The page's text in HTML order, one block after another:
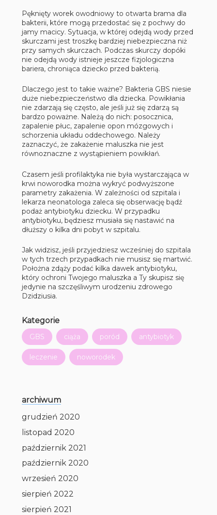
Pęknięty worek owodniowy to otwarta brama dla
bakterii, które mogą przedostać się z pochwy do
jamy macicy. Sytuacja, w której odejdą wody przed
skurczami jest troszkę bardziej niebezpieczna niż
przy samych skurczach. Podczas skurczy dopóki
nie odejdą wody istnieje jeszcze fizjologiczna
bariera, chroniąca dziecko przed bakterią.
Dlaczego jest to takie ważne? Bakteria GBS niesie
duże niebezpieczeństwo dla dziecka. Powikłania
nie zdarzają się często, ale jeśli już się zdarzą są
bardzo poważne. Należą do nich: posocznica,
zapalenie płuc, zapalenie opon mózgowych i
schorzenia układu oddechowego. Należy
zaznaczyć, że zakażenie maluszka nie jest
równoznaczne z wystąpieniem powikłań.
Czasem jeśli profilaktyka nie była wystarczająca w
krwi noworodka można wykryć podwyższone
parametry zakażenia. W zależności od szpitala i
lekarza neonatologa zaleca się obserwację bądź
podaż antybiotyku dziecku. W przypadku
antybiotyku, będziesz musiała się nastawić na
dłuższy o kilka dni pobyt w szpitalu.
Jak widzisz, jeśli przyjedziesz wcześniej do szpitala
w tych trzech przypadkach nie musisz się martwić.
Położna zdąży podać kilka dawek antybiotyku,
który ochroni Twojego maluszka a Ty skupisz się
jedynie na szczęśliwym urodzeniu zdrowego
Dzidziusia.
Kategorie
GBS ciąża poród antybiotyk
leczenie noworodek
archiwum
grudzień 2020
listopad 2020
październik 2021
październik 2020
wrzesień 2020
sierpień 2022
sierpień 2021